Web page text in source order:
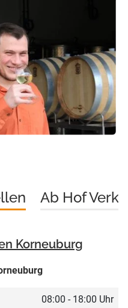
Ab Hof
Korneuburg
08:00 - 18:00 Uhr